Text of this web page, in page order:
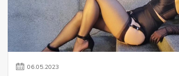
06.05.2023